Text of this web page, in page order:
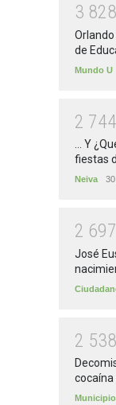
3 828
de
Mundo U
2 744
... Y
fiestas
Neiva
2 697
José
2 538
cocaína